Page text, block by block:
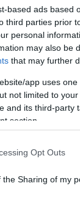
based ads based
third parties prior
personal
may also be
that may further
app uses
not limited to
and its third-party
section.
Opt Outs
Sharing of my